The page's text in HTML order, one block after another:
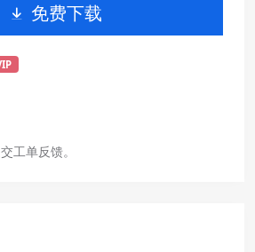
免费下载
工单反馈。